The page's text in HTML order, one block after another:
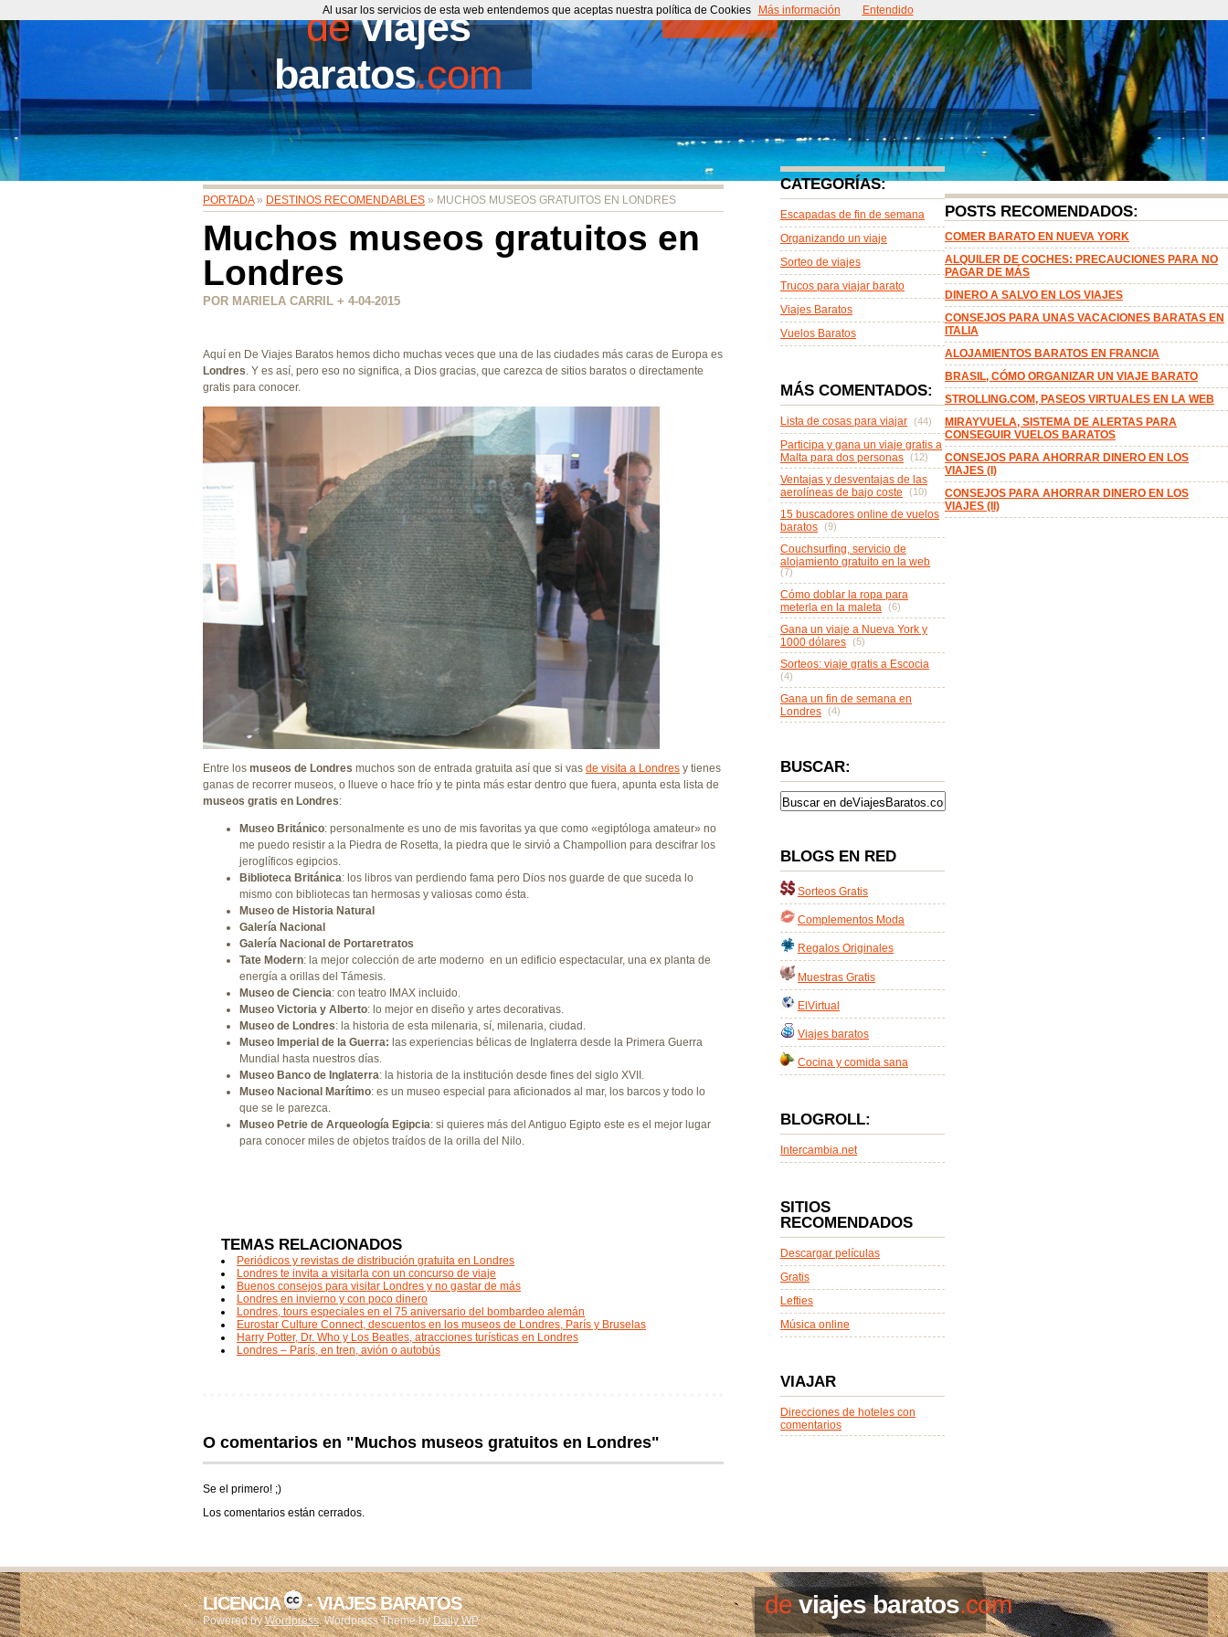
deviajes
baratos.com
Portada Contacto Acerca de
PORTADA» DESTINOS RECOMENDABLES » MUCHOS MUSEOS GRATUITOS EN LONDRES
Muchos museos gratuitos en
Londres
POR MARIELA CARRIL + 4-04-2015
Aquí en De Viajes Baratos hemos dicho muchas veces que una de las ciudades más caras de Europa es
Londres. Y es así, pero eso no significa, a Dios gracias, que carezca de sitios baratos o directamente
gratis para conocer.
Entre los museos de Londres muchos son de entrada gratuita así que si vas de visita a Londres y tienes
ganas de recorrer museos, o llueve o hace frío y te pinta más estar dentro que fuera, apunta esta lista de
museos gratis en Londres:
Museo Británico: personalmente es uno de mis favoritas ya que como «egiptóloga amateur» no
me puedo resistir a la Piedra de Rosetta, la piedra que le sirvió a Champollion para descifrar los
jeroglíficos egipcios.
Biblioteca Británica: los libros van perdiendo fama pero Dios nos guarde de que suceda lo
mismo con bibliotecas tan hermosas y valiosas como ésta.
Museo de Historia Natural
Galería Nacional
Galería Nacional de Portaretratos
Tate Modern: la mejor colección de arte moderno en un edificio espectacular, una ex planta de
energía a orillas del Támesis.
Museo de Ciencia: con teatro IMAX incluido.
Museo Victoria y Alberto: lo mejor en diseño y artes decorativas.
Museo de Londres: la historia de esta milenaria, sí, milenaria, ciudad.
Museo Imperial de la Guerra: las experiencias bélicas de Inglaterra desde la Primera Guerra
Mundial hasta nuestros días.
Museo Banco de Inglaterra: la historia de la institución desde fines del siglo XVII.
Museo Nacional Marítimo: es un museo especial para aficionados al mar, los barcos y todo lo
que se le parezca.
Museo Petrie de Arqueología Egipcia: si quieres más del Antiguo Egipto este es el mejor lugar
para conocer miles de objetos traídos de la orilla del Nilo.
TEMAS RELACIONADOS
Periódicos y revistas de distribución gratuita en Londres
Londres te invita a visitarla con un concurso de viaje
Buenos consejos para visitar Londres y no gastar de más
Londres en invierno y con poco dinero
Londres, tours especiales en el 75 aniversario del bombardeo alemán
Eurostar Culture Connect, descuentos en los museos de Londres, París y Bruselas
Harry Potter, Dr. Who y Los Beatles, atracciones turísticas en Londres
Londres – París, en tren, avión o autobús
O comentarios en "Muchos museos gratuitos en Londres"
Se el primero! ;)
Los comentarios están cerrados.
POSTS RECOMENDADOS:
COMER BARATO EN NUEVA YORK
ALQUILER DE COCHES: PRECAUCIONES PARA NO
PAGAR DE MÁS
DINERO A SALVO EN LOS VIAJES
CONSEJOS PARA UNAS VACACIONES BARATAS EN
ITALIA
ALOJAMIENTOS BARATOS EN FRANCIA
BRASIL, CÓMO ORGANIZAR UN VIAJE BARATO
STROLLING.COM, PASEOS VIRTUALES EN LA WEB
MIRAYVUELA, SISTEMA DE ALERTAS PARA
CONSEGUIR VUELOS BARATOS
CONSEJOS PARA AHORRAR DINERO EN LOS
VIAJES (I)
CONSEJOS PARA AHORRAR DINERO EN LOS
VIAJES (II)
CATEGORÍAS:
Escapadas de fin de semana
Organizando un viaje
Sorteo de viajes
Trucos para viajar barato
Viajes Baratos
Vuelos Baratos
MÁS COMENTADOS:
Lista de cosas para viajar (44)
Participa y gana un viaje gratis a
Malta para dos personas (12)
Ventajas y desventajas de las
aerolíneas de bajo coste (10)
15 buscadores online de vuelos
baratos (9)
Couchsurfing, servicio de
alojamiento gratuito en la web
(7)
Cómo doblar la ropa para
meterla en la maleta (6)
Gana un viaje a Nueva York y
1000 dólares (5)
Sorteos: viaje gratis a Escocia
(4)
Gana un fin de semana en
Londres (4)
BUSCAR:
BLOGS EN RED
Sorteos Gratis
Complementos Moda
Regalos Originales
Muestras Gratis
ElVirtual
Viajes baratos
Cocina y comida sana
BLOGROLL:
Intercambia.net
SITIOS
RECOMENDADOS
Descargar películas
Gratis
Lefties
Música online
VIAJAR
Direcciones de hoteles con
comentarios
LICENCIA - VIAJES BARATOS
Powered byWordpress. Wordpress Theme byDaily WP.
de viajes baratos.com
Al usar los servicios de esta web entendemos que aceptas nuestra política de Cookies Más información Entendido